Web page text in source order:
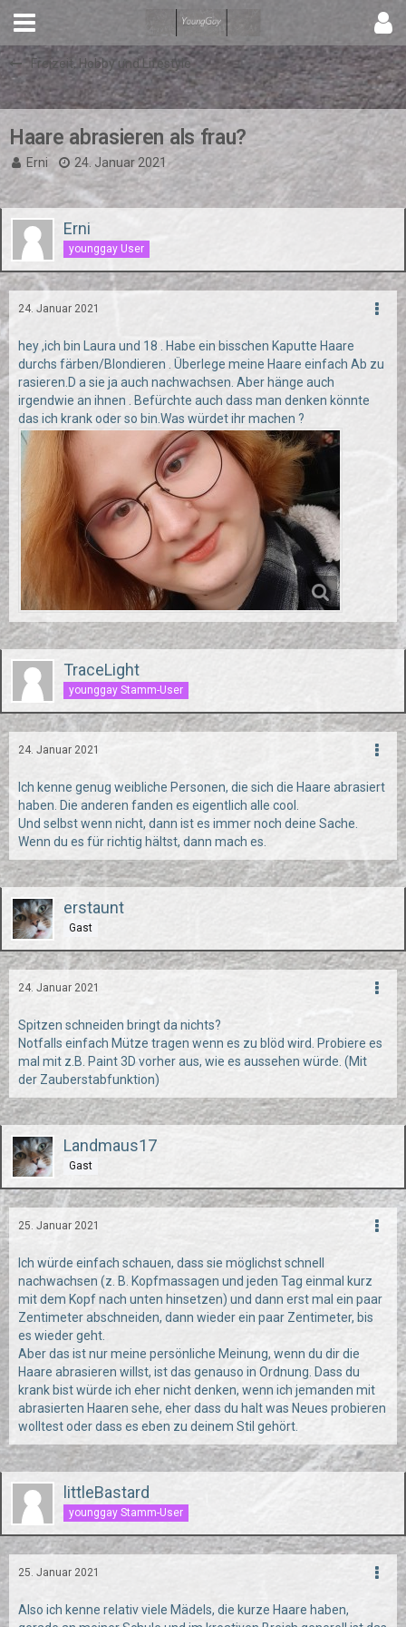
Freizeit, Hobby und Lifestyle
Haare abrasieren als frau?
Erni 24. Januar 2021
Erni
younggay User
24. Januar 2021
hey ,ich bin Laura und 18 . Habe ein bisschen Kaputte Haare
durchs färben/Blondieren . Überlege meine Haare einfach Ab zu
rasieren.D a sie ja auch nachwachsen. Aber hänge auch
irgendwie an ihnen . Befürchte auch dass man denken könnte
das ich krank oder so bin.Was würdet ihr machen ?
TraceLight
younggay Stamm-User
24. Januar 2021
Ich kenne genug weibliche Personen, die sich die Haare abrasiert
haben. Die anderen fanden es eigentlich alle cool.
Und selbst wenn nicht, dann ist es immer noch deine Sache.
Wenn du es für richtig hältst, dann mach es.
erstaunt
Gast
24. Januar 2021
Spitzen schneiden bringt da nichts?
Notfalls einfach Mütze tragen wenn es zu blöd wird. Probiere es
mal mit z.B. Paint 3D vorher aus, wie es aussehen würde. (Mit
der Zauberstabfunktion)
Landmaus17
Gast
25. Januar 2021
Ich würde einfach schauen, dass sie möglichst schnell
nachwachsen (z. B. Kopfmassagen und jeden Tag einmal kurz
mit dem Kopf nach unten hinsetzen) und dann erst mal ein paar
Zentimeter abschneiden, dann wieder ein paar Zentimeter, bis
es wieder geht.
Aber das ist nur meine persönliche Meinung, wenn du dir die
Haare abrasieren willst, ist das genauso in Ordnung. Dass du
krank bist würde ich eher nicht denken, wenn ich jemanden mit
abrasierten Haaren sehe, eher dass du halt was Neues probieren
wolltest oder dass es eben zu deinem Stil gehört.
littleBastard
younggay Stamm-User
25. Januar 2021
Also ich kenne relativ viele Mädels, die kurze Haare haben,